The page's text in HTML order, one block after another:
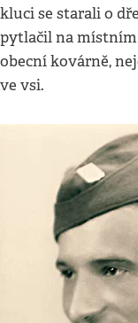
kluci se starali o
pytlačil na
obecní kovárně,
ve vsi.